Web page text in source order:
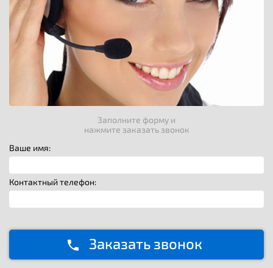
Заполните форму и
нажмите заказать звонок
Ваше имя:
Контактный телефон:
Заказать звонок